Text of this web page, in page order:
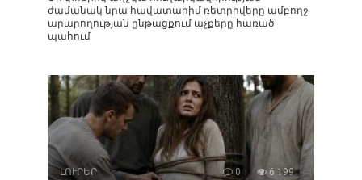
ժամանակ նրա հավատարիմ ռետրիվերը ամբողջ
արարողության ընթացքում աչքերը հառած
պահում
ԼՈՒՐԵՐ 0 6 199